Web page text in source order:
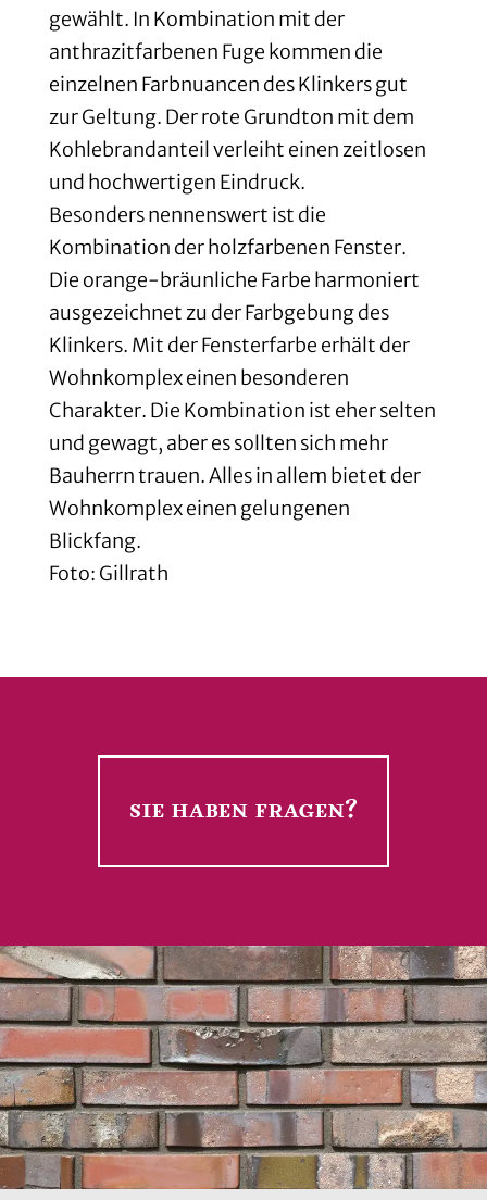
gewählt. In Kombination mit der
anthrazitfarbenen Fuge kommen die
einzelnen Farbnuancen des Klinkers gut
zur Geltung. Der rote Grundton mit dem
Kohlebrandanteil verleiht einen zeitlosen
und hochwertigen Eindruck.
Besonders nennenswert ist die
Kombination der holzfarbenen Fenster.
Die orange-bräunliche Farbe harmoniert
ausgezeichnet zu der Farbgebung des
Klinkers. Mit der Fensterfarbe erhält der
Wohnkomplex einen besonderen
Charakter. Die Kombination ist eher selten
und gewagt, aber es sollten sich mehr
Bauherrn trauen. Alles in allem bietet der
Wohnkomplex einen gelungenen
Blickfang.
Foto: Gillrath
sie haben fragen?